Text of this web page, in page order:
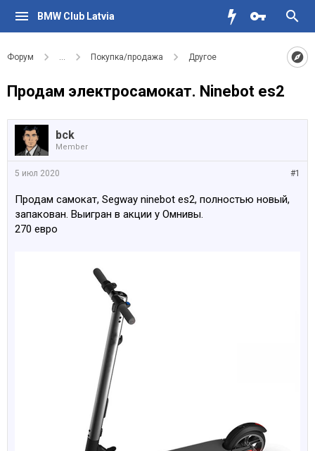
BMW Club Latvia
Форум ... Покупка/продажа Другое
Продам электросамокат. Ninebot es2
bck
Member
#1
5 июл 2020
Продам самокат, Segway ninebot es2, полностью новый,
запакован. Выигран в акции у Омнивы.
270 евро